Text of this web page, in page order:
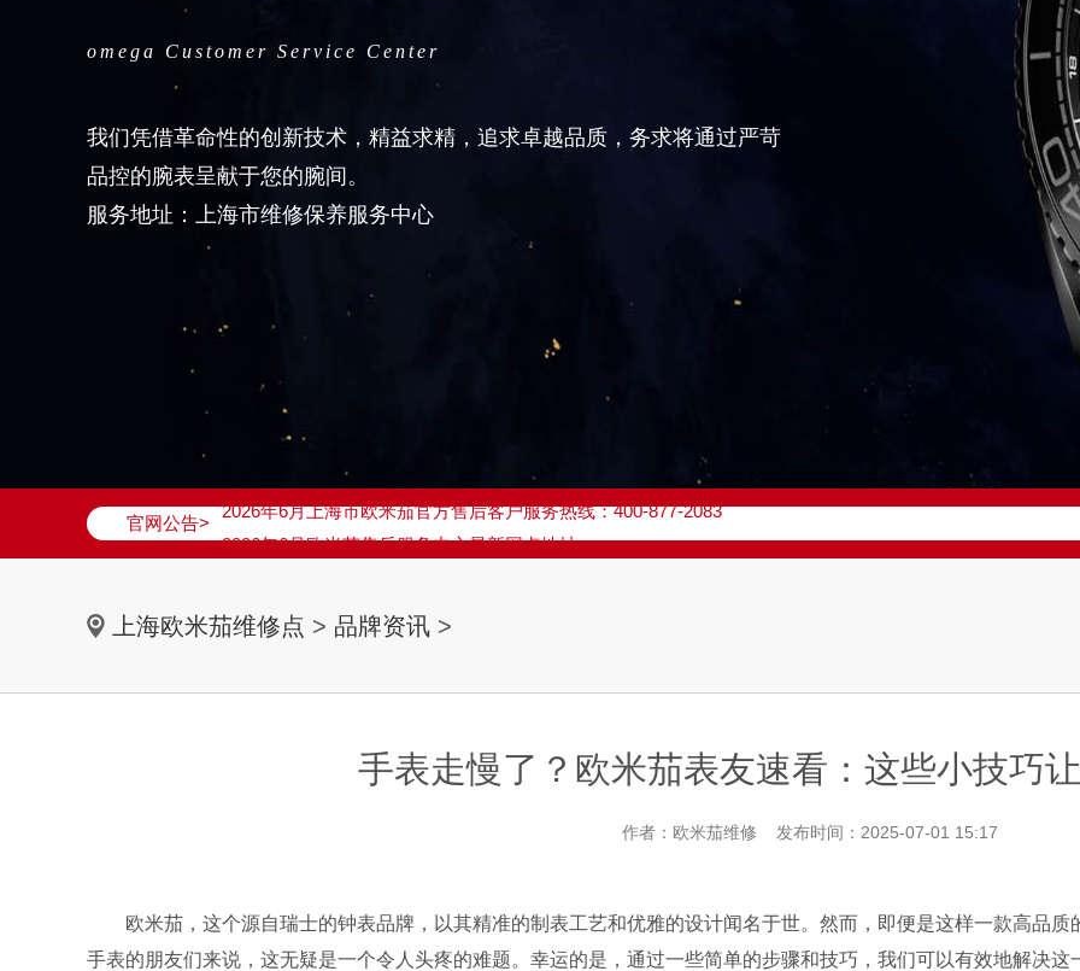
omega Customer Service Center
我们凭借革命性的创新技术，精益求精，追求卓越品质，务求将通过严苛
品控的腕表呈献于您的腕间。
服务地址：上海市维修保养服务中心
官网公告>
2026年6月欧米茄上海市售后服务网络优化升级公告
2026年6月上海市欧米茄官方售后客户服务热线：400-877-2083
2026年6月欧米茄售后服务中心最新网点地址：
上海市黄浦区南京东路299号宏伊国际广场写字楼8层806室（需提前预约）
上海欧米茄维修点 > 品牌资讯 >
手表走慢了？欧米茄表友速看：这些小技巧
作者：欧米茄维修 发布时间：2025-07-01 15:17
欧米茄，这个源自瑞士的钟表品牌，以其精准的制表工艺和优雅的设计闻名于世。然而，即便是这样一款高品质
手表的朋友们来说，这无疑是一个令人头疼的难题。幸运的是，通过一些简单的步骤和技巧，我们可以有效地解决这